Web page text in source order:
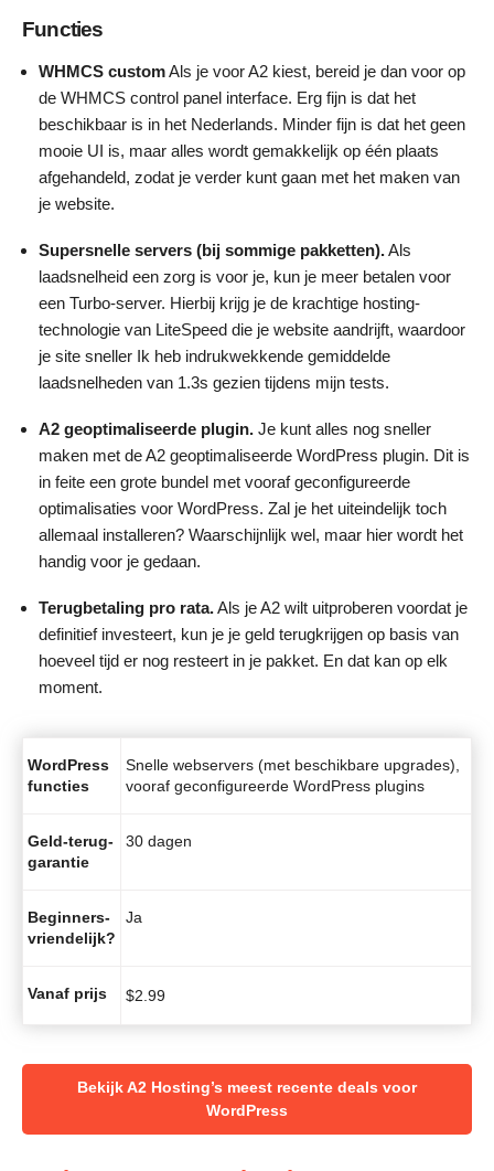
Functies
WHMCS customAls je voor A2 kiest, bereid je dan voor op
de WHMCS control panel interface. Erg fijn is dat het
beschikbaar is in het Nederlands. Minder fijn is dat het geen
mooie UI is, maar alles wordt gemakkelijk op één plaats
afgehandeld, zodat je verder kunt gaan met het maken van
je website.
Supersnelle servers (bij sommige pakketten).Als
laadsnelheid een zorg is voor je, kun je meer betalen voor
een Turbo-server. Hierbij krijg je de krachtige hosting-
technologie van LiteSpeed die je website aandrijft, waardoor
je site sneller Ik heb indrukwekkende gemiddelde
laadsnelheden van 1.3s gezien tijdens mijn tests.
A2 geoptimaliseerde plugin. Je kunt alles nog sneller
maken met de A2 geoptimaliseerde WordPress plugin. Dit is
in feite een grote bundel met vooraf geconfigureerde
optimalisaties voor WordPress. Zal je het uiteindelijk toch
allemaal installeren? Waarschijnlijk wel, maar hier wordt het
handig voor je gedaan.
Terugbetaling pro rata.Als je A2 wilt uitproberen voordat je
definitief investeert, kun je je geld terugkrijgen op basis van
hoeveel tijd er nog resteert in je pakket. En dat kan op elk
moment.
WordPress
functies
Snelle webservers (met beschikbare upgrades),
vooraf geconfigureerde WordPress plugins
Geld-terug-
garantie
30 dagen
Beginners-
vriendelijk?
Ja
Vanaf prijs $2.99
Bekijk A2 Hosting’s meest recente deals voor
WordPress